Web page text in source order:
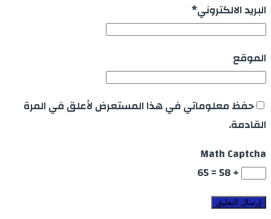
البريد الالكتروني*
الموقع
حفظ معلوماتي في هذا المستعرض لأعلق في المرة
القادمة.
Math Captcha
+ 58 = 65